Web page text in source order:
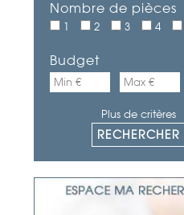
Nombre de pièces
1 2 3 4
Budget
Plus de critères